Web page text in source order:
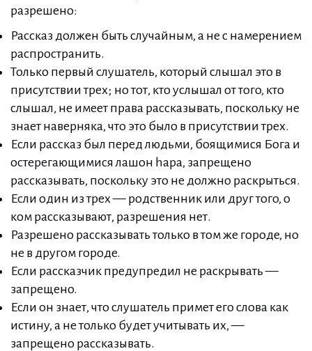
разрешено:
Рассказ должен быть случайным, а не с намерением
распространить.
Только первый слушатель, который слышал это в
присутствии трех; но тот, кто услышал от того, кто
слышал, не имеет права рассказывать, поскольку не
знает наверняка, что это было в присутствии трех.
Если рассказ был перед людьми, боящимися Бога и
остерегающимися лашон hара, запрещено
рассказывать, поскольку это не должно раскрыться.
Если один из трех — родственник или друг того, о
ком рассказывают, разрешения нет.
Разрешено рассказывать только в том же городе, но
не в другом городе.
Если рассказчик предупредил не раскрывать —
запрещено.
Если он знает, что слушатель примет его слова как
истину, а не только будет учитывать их, —
запрещено рассказывать.